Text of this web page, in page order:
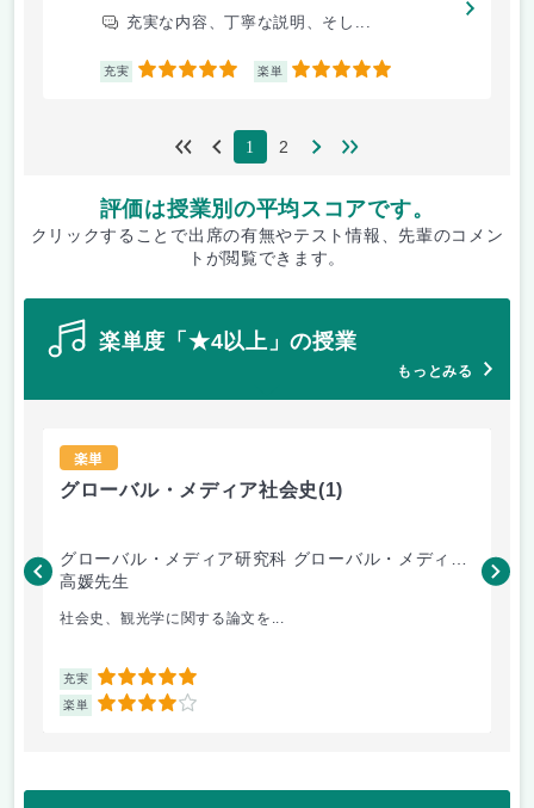
充実な内容、丁寧な説明、そし...
充実 5 楽単 5
1 2
評価は授業別の平均スコアです。
クリックすることで出席の有無やテスト情報、先輩のコメン
トが閲覧できます。
楽単度「★4以上」の授業
もっとみる
楽単
グローバル・メディア社会史(1)
グローバル・メディア研究科 グローバル・メディア
専攻
高媛先生
社会史、観光学に関する論文を...
充実 5
楽単 4
松